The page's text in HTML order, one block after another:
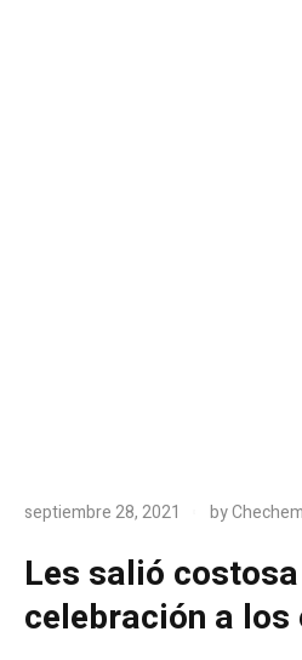
septiembre 28, 2021 by
Les salió
celebración a